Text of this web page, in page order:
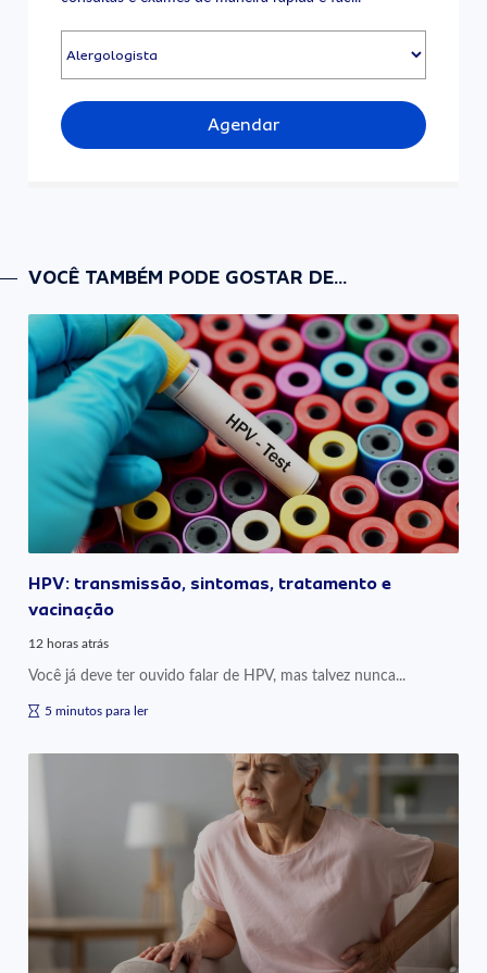
Agendar
VOCÊ TAMBÉM PODE GOSTAR DE...
HPV: transmissão, sintomas, tratamento e
vacinação
12 horas atrás
Você já deve ter ouvido falar de HPV, mas talvez nunca...
5 minutos para ler